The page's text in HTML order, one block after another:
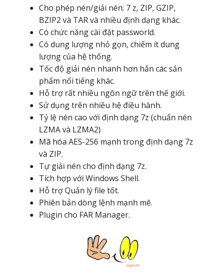
Cho phép nén/giải nén: 7 z, ZIP, GZIP,
BZIP2 và TAR và nhiều định dạng khác.
Có chức năng cài đặt passworld.
Có dung lượng nhỏ gọn, chiếm ít dung
lượng của hệ thống.
Tốc độ giải nén nhanh hơn hẳn các sản
phẩm nổi tiếng khác.
Hỗ trợ rất nhiều ngôn ngữ trên thế giới.
Sử dụng trên nhiều hệ điều hành.
Tỷ lệ nén cao với định dạng 7z (chuẩn nén
LZMA và LZMA2)
Mã hóa AES-256 mạnh trong định dạng 7z
và ZIP.
Tự giải nén cho định dạng 7z.
Tích hợp với Windows Shell.
Hỗ trợ Quản lý file tốt.
Phiên bản dòng lệnh mạnh mẽ.
Plugin cho FAR Manager.